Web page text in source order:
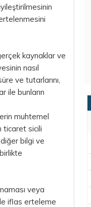
kaynaklar ve
nasıl
ve tutarlarını,
ile bunların
muhtemel
ticaret sicili
bilgi ve
veya
iflas erteleme